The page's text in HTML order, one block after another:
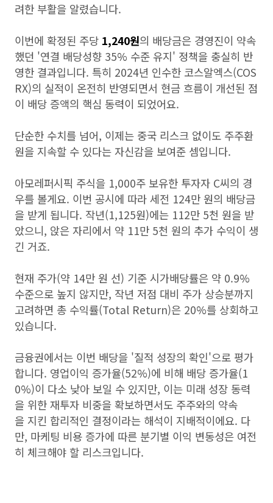
려한 부활을 알렸습니다.
이번에 확정된 주당 1,240원의 배당금은 경영진이 약속
했던 '연결 배당성향 35% 수준 유지' 정책을 충실히 반
영한 결과입니다. 특히 2024년 인수한 코스알엑스(COS
RX)의 실적이 온전히 반영되면서 현금 흐름이 개선된 점
이 배당 증액의 핵심 동력이 되었어요.
단순한 수치를 넘어, 이제는 중국 리스크 없이도 주주환
원을 지속할 수 있다는 자신감을 보여준 셈입니다.
아모레퍼시픽 주식을 1,000주 보유한 투자자 C씨의 경
우를 볼게요. 이번 공시에 따라 세전 124만 원의 배당금
을 받게 됩니다. 작년(1,125원)에는 112만 5천 원을 받
았으니, 앉은 자리에서 약 11만 5천 원의 추가 수익이 생
긴 거죠.
현재 주가(약 14만 원 선) 기준 시가배당률은 약 0.9%
수준으로 높지 않지만, 작년 저점 대비 주가 상승분까지
고려하면 총 수익률(Total Return)은 20%를 상회하고
있습니다.
금융권에서는 이번 배당을 '질적 성장의 확인'으로 평가
합니다. 영업이익 증가율(52%)에 비해 배당 증가율(1
0%)이 다소 낮아 보일 수 있지만, 이는 미래 성장 동력
을 위한 재투자 비중을 확보하면서도 주주와의 약속
을 지킨 합리적인 결정이라는 해석이 지배적이에요. 다
만, 마케팅 비용 증가에 따른 분기별 이익 변동성은 여전
히 체크해야 할 리스크입니다.